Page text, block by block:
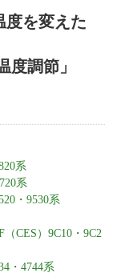
度を変えた
度調節」
系
系
・9530系
CES）9C10・9C2
・4744系